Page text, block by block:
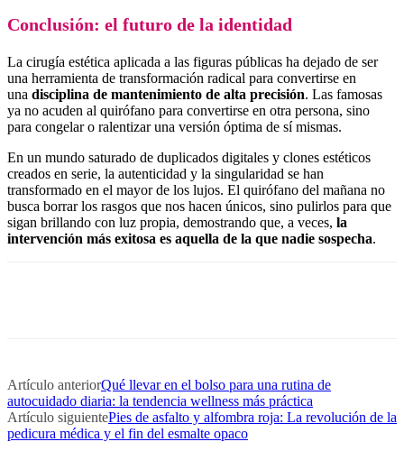
Conclusión: el futuro de la identidad
La cirugía estética aplicada a las figuras públicas ha dejado de ser
una herramienta de transformación radical para convertirse en
una disciplina de mantenimiento de alta precisión. Las famosas
ya no acuden al quirófano para convertirse en otra persona, sino
para congelar o ralentizar una versión óptima de sí mismas.
En un mundo saturado de duplicados digitales y clones estéticos
creados en serie, la autenticidad y la singularidad se han
transformado en el mayor de los lujos. El quirófano del mañana no
busca borrar los rasgos que nos hacen únicos, sino pulirlos para que
sigan brillando con luz propia, demostrando que, a veces, la
intervención más exitosa es aquella de la que nadie sospecha.
Artículo anteriorQué llevar en el bolso para una rutina de
autocuidado diaria: la tendencia wellness más práctica
Artículo siguientePies de asfalto y alfombra roja: La revolución de la
pedicura médica y el fin del esmalte opaco